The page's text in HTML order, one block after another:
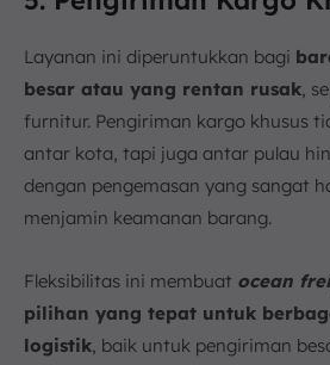
Layanan ini diperuntukkan bagi
besar atau yang rentan rusak,
furnitur. Pengiriman kargo khusus
antar kota, tapi juga antar pulau
dengan pengemasan yang sangat
menjamin keamanan barang.
Fleksibilitas ini membuat ocean
pilihan yang tepat untuk
logistik, baik untuk pengiriman